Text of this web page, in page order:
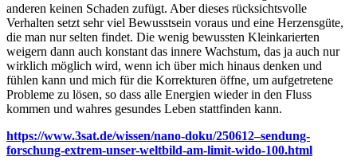
anderen keinen Schaden zufügt. Aber dieses rücksichtsvolle
Verhalten setzt sehr viel Bewusstsein voraus und eine Herzensgüte,
die man nur selten findet. Die wenig bewussten Kleinkarierten
weigern dann auch konstant das innere Wachstum, das ja auch nur
wirklich möglich wird, wenn ich über mich hinaus denken und
fühlen kann und mich für die Korrekturen öffne, um aufgetretene
Probleme zu lösen, so dass alle Energien wieder in den Fluss
kommen und wahres gesundes Leben stattfinden kann.
https://www.3sat.de/wissen/nano-doku/250612–sendung-
forschung-extrem-unser-weltbild-am-limit-wido-100.html